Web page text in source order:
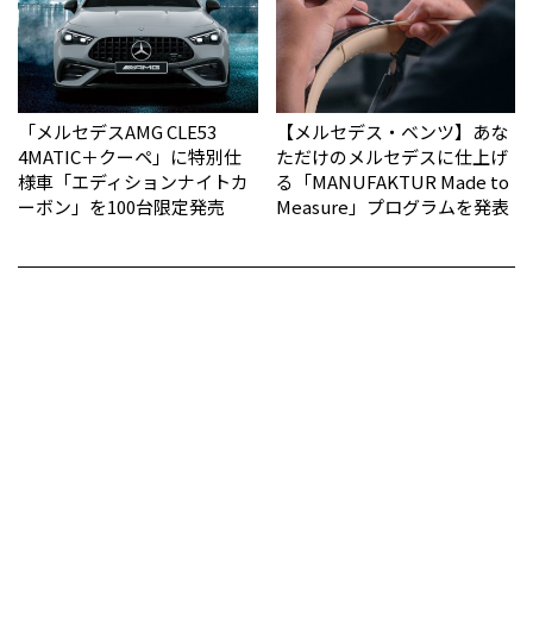
「メルセデスAMG CLE53
4MATIC＋クーペ」に特別仕
様車「エディションナイトカ
ーボン」を100台限定発売
【メルセデス・ベンツ】あな
ただけのメルセデスに仕上げ
る「MANUFAKTUR Made to
Measure」プログラムを発表